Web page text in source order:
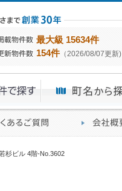
最大級 15634件
154件（2026/08/07更新)
杉ビル 4階-No.3602